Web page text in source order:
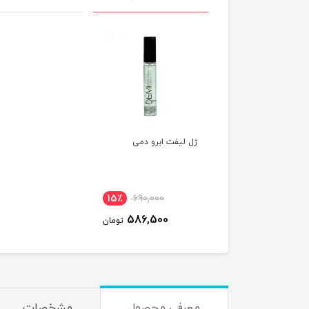
ژل لیفت ابرو دمی
690,000 15٪
586,500 تومان